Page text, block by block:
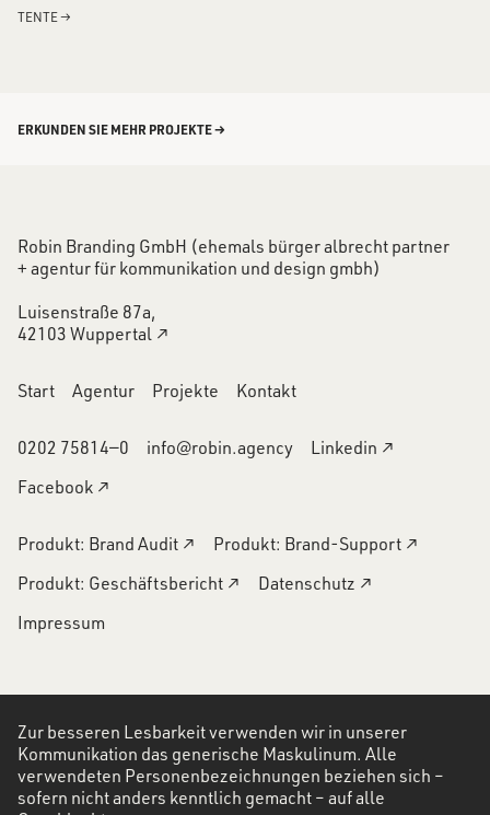
TENTE→
ERKUNDEN SIE MEHR PROJEKTE →
Robin Branding GmbH (ehemals bürger albrecht partner
+ agentur für kommunikation und design gmbh)
Luisenstraße 87a,
42103 Wuppertal ↗
Start Agentur Projekte Kontakt
0202 75814―0 info@robin.agency
Linkedin ↗
Facebook ↗
Produkt: Brand Audit ↗
Produkt: Brand-Support ↗
Produkt: Geschäftsbericht ↗
Datenschutz ↗
Impressum
Zur besseren Lesbarkeit verwenden wir in unserer
Kommunikation das generische Maskulinum. Alle
verwendeten Personenbezeichnungen beziehen sich –
sofern nicht anders kenntlich gemacht – auf alle